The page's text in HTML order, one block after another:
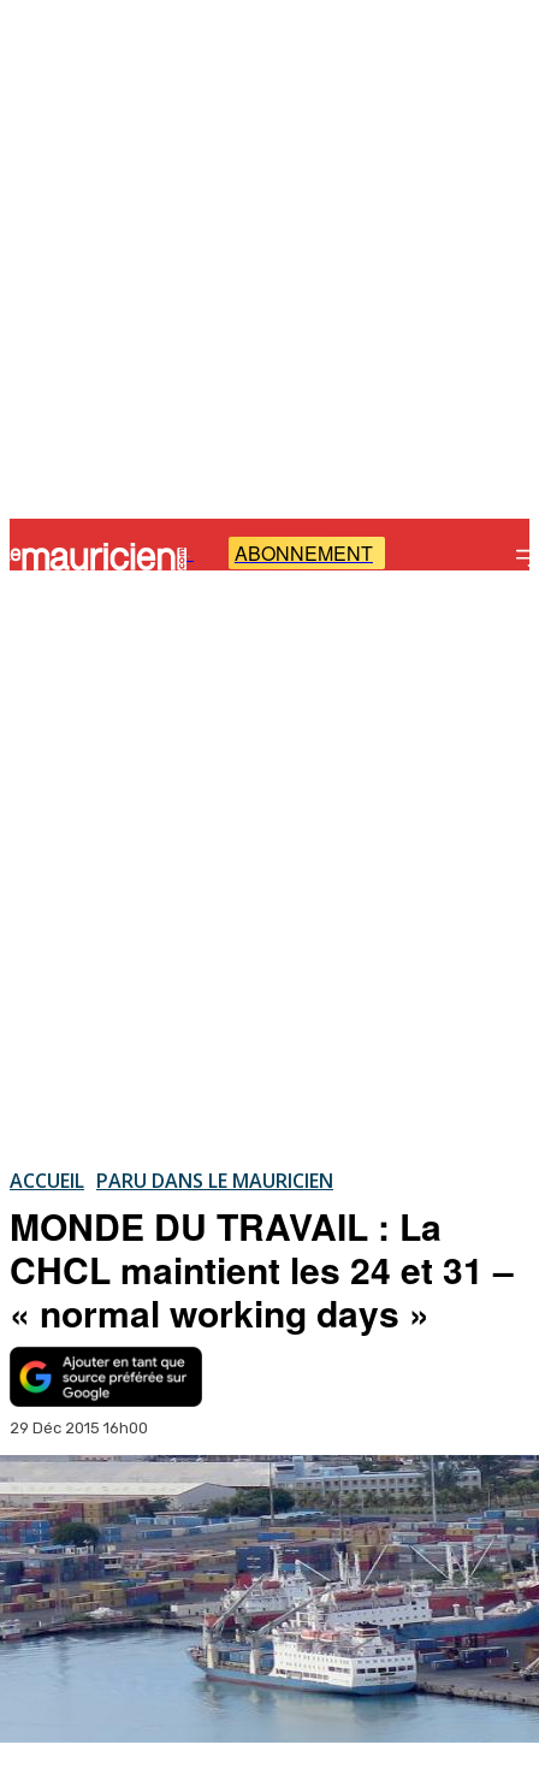
- ABONNEMENT
ACCUEIL PARU DANS LE MAURICIEN
MONDE DU TRAVAIL : La
CHCL maintient les 24 et 31 –
« normal working days »
29 Déc 2015 16h00